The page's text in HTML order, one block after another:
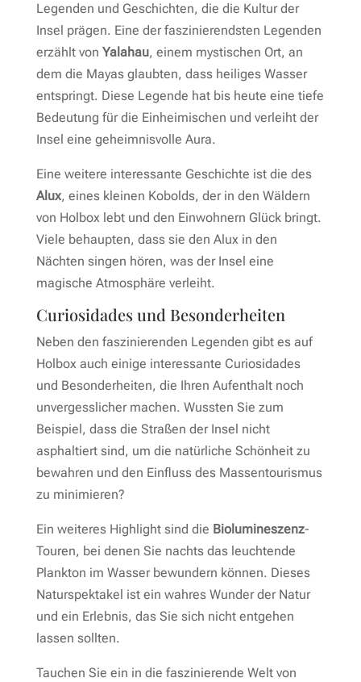
Legenden und Geschichten, die die Kultur der
Insel prägen. Eine der faszinierendsten Legenden
erzählt von Yalahau, einem mystischen Ort, an
dem die Mayas glaubten, dass heiliges Wasser
entspringt. Diese Legende hat bis heute eine tiefe
Bedeutung für die Einheimischen und verleiht der
Insel eine geheimnisvolle Aura.
Eine weitere interessante Geschichte ist die des
Alux, eines kleinen Kobolds, der in den Wäldern
von Holbox lebt und den Einwohnern Glück bringt.
Viele behaupten, dass sie den Alux in den
Nächten singen hören, was der Insel eine
magische Atmosphäre verleiht.
Curiosidades und Besonderheiten
Neben den faszinierenden Legenden gibt es auf
Holbox auch einige interessante Curiosidades
und Besonderheiten, die Ihren Aufenthalt noch
unvergesslicher machen. Wussten Sie zum
Beispiel, dass die Straßen der Insel nicht
asphaltiert sind, um die natürliche Schönheit zu
bewahren und den Einfluss des Massentourismus
zu minimieren?
Ein weiteres Highlight sind die Biolumineszenz-
Touren, bei denen Sie nachts das leuchtende
Plankton im Wasser bewundern können. Dieses
Naturspektakel ist ein wahres Wunder der Natur
und ein Erlebnis, das Sie sich nicht entgehen
lassen sollten.
Tauchen Sie ein in die faszinierende Welt von